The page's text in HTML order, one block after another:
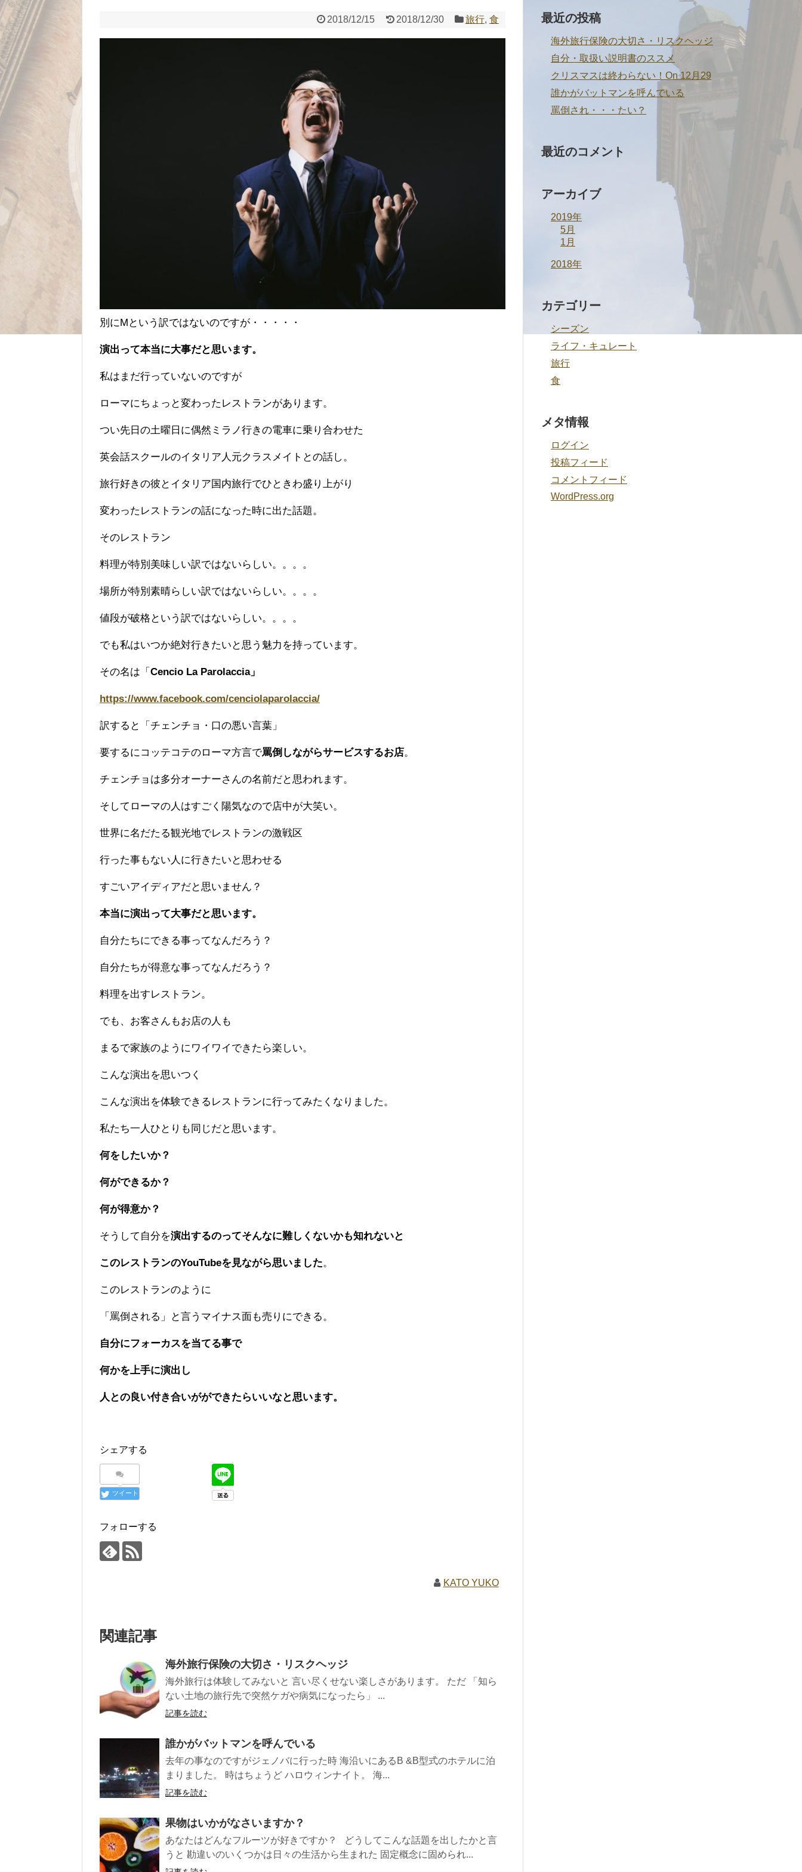
2018/12/15 2018/12/30 旅行, 食
別にMという訳ではないのですが・・・・・
演出って本当に大事だと思います。
私はまだ行っていないのですが
ローマにちょっと変わったレストランがあります。
つい先日の土曜日に偶然ミラノ行きの電車に乗り合わせた
英会話スクールのイタリア人元クラスメイトとの話し。
旅行好きの彼とイタリア国内旅行でひときわ盛り上がり
変わったレストランの話になった時に出た話題。
そのレストラン
料理が特別美味しい訳ではないらしい。。。。
場所が特別素晴らしい訳ではないらしい。。。。
値段が破格という訳ではないらしい。。。。
でも私はいつか絶対行きたいと思う魅力を持っています。
その名は「 Cencio La Parolaccia」
https://www.facebook.com/cenciolaparolaccia/
訳すると「チェンチョ・口の悪い言葉」
要するにコッテコテのローマ方言で罵倒しながらサービスするお店。
チェンチョは多分オーナーさんの名前だと思われます。
そしてローマの人はすごく陽気なので店中が大笑い。
世界に名だたる観光地でレストランの激戦区
行った事もない人に行きたいと思わせる
すごいアイディアだと思いません？
本当に演出って大事だと思います。
自分たちにできる事ってなんだろう？
自分たちが得意な事ってなんだろう？
料理を出すレストラン。
でも、お客さんもお店の人も
まるで家族のようにワイワイできたら楽しい。
こんな演出を思いつく
こんな演出を体験できるレストランに行ってみたくなりました。
私たち一人ひとりも同じだと思います。
何をしたいか？
何ができるか？
何が得意か？
そうして自分を演出するのってそんなに難しくないかも知れないと
このレストランのYouTubeを見ながら思いました。
このレストランのように
「罵倒される」と言うマイナス面も売りにできる。
自分にフォーカスを当てる事で
何かを上手に演出し
人との良い付き合いがができたらいいなと思います。
シェアする
ツイート
フォローする
KATO YUKO
関連記事
海外旅行保険の大切さ・リスクヘッジ
海外旅行は体験してみないと 言い尽くせない楽しさがあります。 ただ 「知ら
ない土地の旅行先で突然ケガや病気になったら」 ...
記事を読む
誰かがバットマンを呼んでいる
去年の事なのですがジェノバに行った時 海沿いにあるB &B型式のホテルに泊
まりました。 時はちょうど ハロウィンナイト。 海...
記事を読む
果物はいかがなさいますか？
あなたはどんなフルーツが好きですか？ どうしてこんな話題を出したかと言
うと 勘違いのいくつかは日々の生活から生まれた 固定概念に固められ...
最近の投稿
海外旅行保険の大切さ・リスクヘッジ
自分・取扱い説明書のススメ
クリスマスは終わらない！On 12月29
誰かがバットマンを呼んでいる
罵倒され・・・たい？
最近のコメント
アーカイブ
2019年
5月
1月
2018年
カテゴリー
シーズン
ライフ・キュレート
旅行
食
メタ情報
ログイン
投稿フィード
コメントフィード
WordPress.org